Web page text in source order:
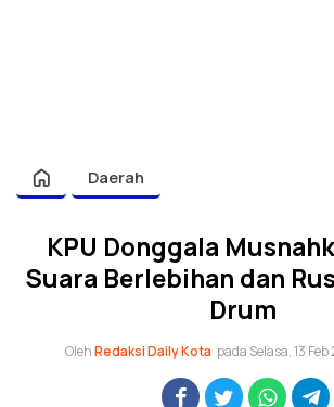
Daerah
KPU Donggala
Suara Berlebihan dan
Drum
OlehRedaksi Daily Kota pada Selasa, 13